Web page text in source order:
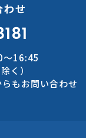
せ
16:45
く）
もお問い合わせ